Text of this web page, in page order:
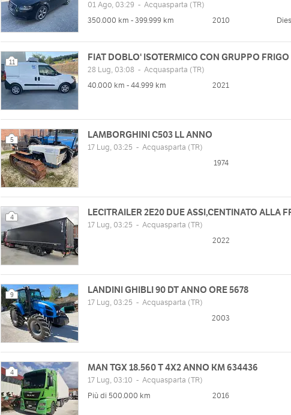
ZONA IND.LE CASIGLIANO 8/D
Sito web
http://www.fortunatigroup.it
Lun
09:00 - 13:00 | 14:30 - 18:30
Mar
09:00 - 13:00 | 14:30 - 18:30
Mer
09:00 - 13:00 | 14:30 - 18:30
09:00 - 13:00 | 14:30 - 18:30
Sab
09:00 - 12:00 | chiuso
Dom
01 Ago, 03:29 - Acquasparta (TR)
350.000 km - 399.999 km
2010
11 FIAT DOBLO' ISOTERMICO CON GRUPPO
28 Lug, 03:08 - Acquasparta (TR)
40.000 km - 44.999 km
2021
5 LAMBORGHINI C503 LL ANNO
17 Lug, 03:25 - Acquasparta (TR)
1974
4 LECITRAILER 2E20 DUE ASSI,CENTINATO ALLA
17 Lug, 03:25 - Acquasparta (TR)
2022
9 LANDINI GHIBLI 90 DT ANNO ORE 5678
17 Lug, 03:25 - Acquasparta (TR)
2003
4 MAN TGX 18.560 T 4X2 ANNO KM 634436
17 Lug, 03:10 - Acquasparta (TR)
Più di 500.000 km
2016